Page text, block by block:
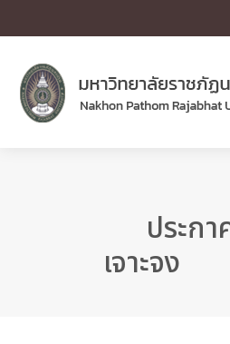
ประก
เจาะจง